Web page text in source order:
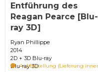
Entführung des
Reagan Pearce [Blu-
ray 3D]
Ryan Phillippe
2014
2D + 3D Blu-ray
Blu-ray 3D
Auf Bestellung (Lieferung